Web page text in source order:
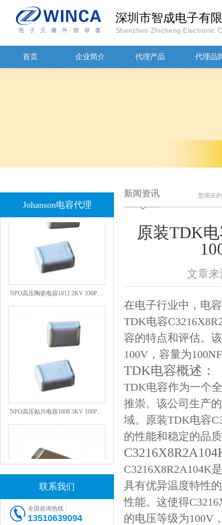
深圳市智成电子有
Shenzhen Zhicheng Electronic
首页 企业简介 代理产品 代理品
Johanson电容代理
1808 Y2 1NF安规贴片电容Johanson品牌
NPO高压陶瓷电容1812 2KV 330PF 5%精度
NPO高压贴片电容1808 3KV 100PF J
联系我们
全国咨询热线：
13510639094
新闻资讯 您现在
原装TDK
文章
在电子行业中，电
TDK电容
容的特点和评估。
100V，容量为
TDK电容概述：
TDK电容作为一个
推崇。该公司生产
域。原装TDK电容
的性能和稳定的品
C3216X8R2A104K
具有优异温度特性
性能。这使得
的电压等级为100V